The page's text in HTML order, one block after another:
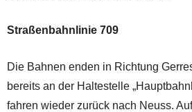
Straßenbahnlinie 709
Die Bahnen enden in Richtung
bereits an der Haltestelle
fahren wieder zurück nach Neuss.